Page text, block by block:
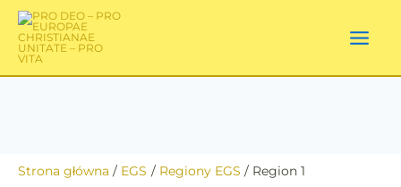
treści
Strona główna EGS Regiony EGS Region 1